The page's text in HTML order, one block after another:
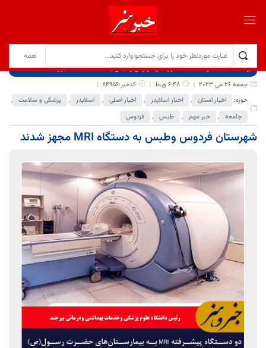
برگ نخست نوشته‌ها
شهرستان فردوس وطبس به دستگاه MRI مجهز شدند
جمعه 26 می 2023
6:48 ق.ظ
کدخبر:84956
حوزه:
اخبار استان , اخبار اسلایدر , اخبار اصلی , اسلایدر , پزشکی و سلامت ,
جامعه , خبر مهم , طبس , فردوس
شهرستان فردوس وطبس به دستگاه MRI مجهز شدند